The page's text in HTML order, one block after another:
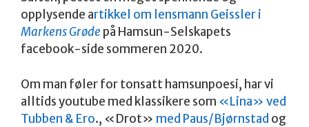
opplysende artikkel om lensmann Geissler i
Markens Grøde på Hamsun-Selskapets
facebook-side sommeren 2020.
Om man føler for tonsatt hamsunpoesi, har vi
alltids youtube med klassikere som «Lina» ved
Tubben & Ero., «Drot» med Paus/Bjørnstad og